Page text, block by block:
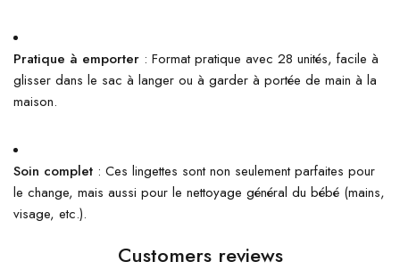
Pratique à emporter : Format pratique avec 28 unités, facile à
glisser dans le sac à langer ou à garder à portée de main à la
maison.
Soin complet : Ces lingettes sont non seulement parfaites pour
le change, mais aussi pour le nettoyage général du bébé (mains,
visage, etc.).
Customers reviews